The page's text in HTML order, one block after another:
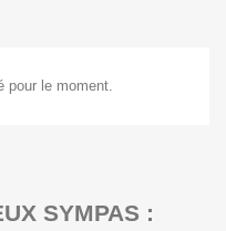
pour le moment.
SYMPAS :